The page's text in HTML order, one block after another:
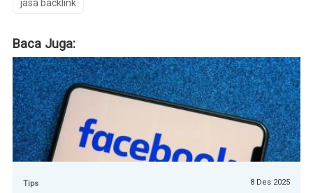
jasa backlink
Baca Juga:
Tips 8 Des 2025